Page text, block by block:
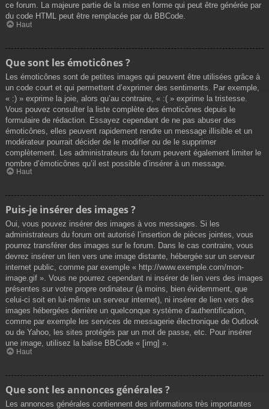
ce forum. La majeure partie de la mise en forme qui peut être générée par
du code HTML peut être remplacée par du BBCode.
Haut
Que sont les émoticônes ?
Les émoticônes sont de petites images qui peuvent être utilisées grâce à
un code court et qui permettent d’exprimer des sentiments. Par exemple,
« :) » exprime la joie, alors qu’au contraire, « :( » exprime la tristesse.
Vous pouvez consulter la liste complète des émoticônes depuis le
formulaire de rédaction. Essayez cependant de ne pas abuser des
émoticônes, elles peuvent rapidement rendre un message illisible et un
modérateur pourrait décider de le modifier ou de le supprimer
complètement. Les administrateurs du forum peuvent également limiter le
nombre d’émoticônes qu’il est possible d’insérer à un message.
Haut
Puis-je insérer des images ?
Oui, vous pouvez insérer des images à vos messages. Si les
administrateurs du forum ont autorisé l’insertion de pièces jointes, vous
pourrez transférer des images sur le forum. Dans le cas contraire, vous
devrez insérer un lien vers une image distante, hébergée sur un serveur
internet public, comme par exemple « http://www.exemple.com/mon-
image.gif ». Vous ne pourrez cependant ni insérer de lien vers des images
présentes sur votre propre ordinateur (à moins, bien évidemment, que
celui-ci soit en lui-même un serveur internet), ni insérer de lien vers des
images hébergées derrière un quelconque système d’authentification,
comme par exemple les services de messagerie électronique de Outlook
ou de Yahoo, les sites protégés par un mot de passe, etc. Pour insérer
une image, utilisez la balise BBCode « [img] ».
Haut
Que sont les annonces générales ?
Les annonces générales contiennent des informations très importantes